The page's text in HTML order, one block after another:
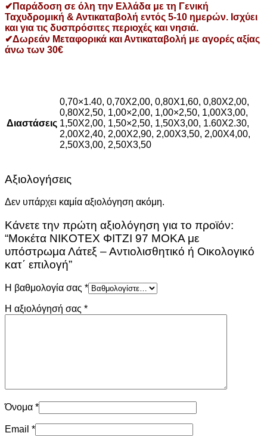
✔Παράδοση σε όλη την Ελλάδα με τη Γενική
Ταχυδρομική & Αντικαταβολή εντός 5-10 ημερών. Ισχύει
και για τις δυσπρόσιτες περιοχές και νησιά.
✔Δωρεάν Μεταφορικά και Αντικαταβολή με αγορές αξίας
άνω των 30€
Διαστάσεις
0,70×1.40, 0,70X2,00, 0,80X1,60, 0,80X2,00,
0,80X2,50, 1,00×2,00, 1,00×2,50, 1,00X3,00,
1,50X2,00, 1,50×2,50, 1,50X3,00, 1.60Χ2.30,
2,00X2,40, 2,00X2,90, 2,00X3,50, 2,00X4,00,
2,50X3,00, 2,50X3,50
Αξιολογήσεις
Δεν υπάρχει καμία αξιολόγηση ακόμη.
Κάνετε την πρώτη αξιολόγηση για το προϊόν:
“Μοκέτα ΝIKOTEX ΦΙΤΖΙ 97 MOKA με
υπόστρωμα Λάτεξ – Αντιολισθητικό ή Οικολογικό
κατ΄ επιλογή”
Η βαθμολογία σας *
Η αξιολόγησή σας *
Όνομα *
Email *